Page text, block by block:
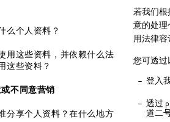
么个人资料？
用这些资料，并依赖什么法
这些资料？
不同意营销
分享个人资料？在什么地方
若我们
意的处
用法律容
您可透过
登入
透过
道二